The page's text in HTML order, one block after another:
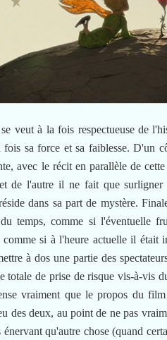
veut à la fois respectueuse de
fois sa force et sa faiblesse. D'un
avec le récit en parallèle de
de l'autre il ne fait que
dans sa part de mystère.
temps, comme si l'éventuelle
si à l'heure actuelle il
à dos une partie des
totale de prise de risque vis-à-vis
vraiment que le propos du
des deux, au point de ne pas
qu'autre chose (quand